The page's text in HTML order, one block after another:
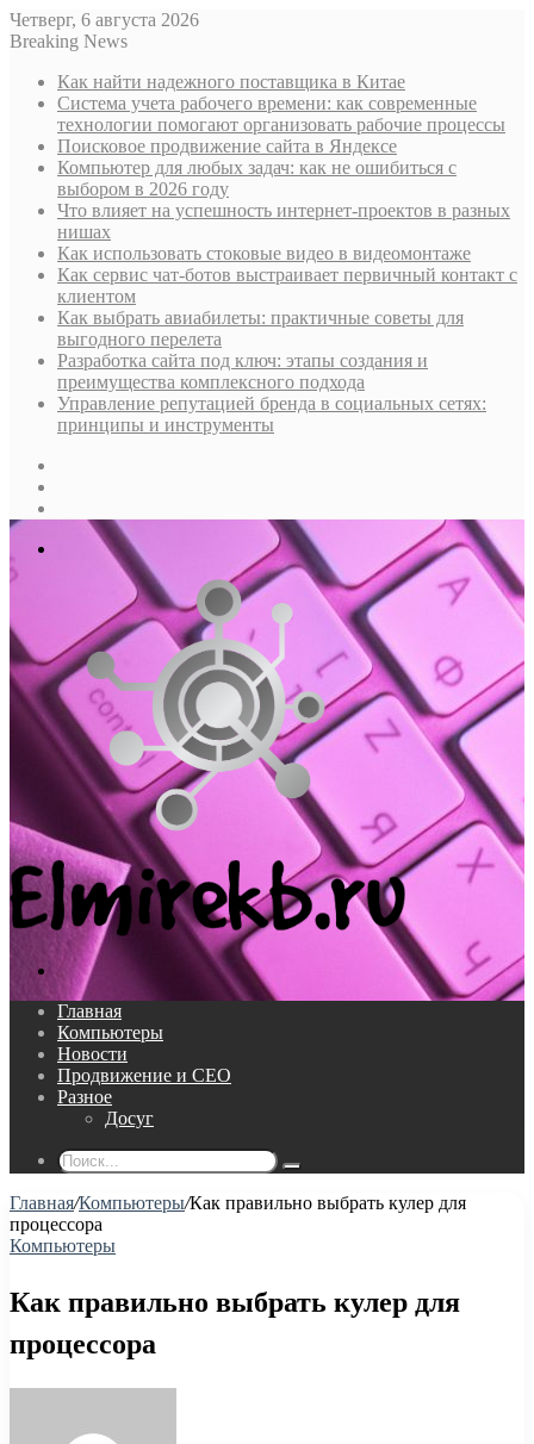
Четверг, 6 августа 2026
Breaking News
Как найти надежного поставщика в Китае
Система учета рабочего времени: как современные
технологии помогают организовать рабочие процессы
Поисковое продвижение сайта в Яндексе
Компьютер для любых задач: как не ошибиться с
выбором в 2026 году
Что влияет на успешность интернет-проектов в разных
нишах
Как использовать стоковые видео в видеомонтаже
Как сервис чат-ботов выстраивает первичный контакт с
клиентом
Как выбрать авиабилеты: практичные советы для
выгодного перелета
Разработка сайта под ключ: этапы создания и
преимущества комплексного подхода
Управление репутацией бренда в социальных сетях:
принципы и инструменты
Меню
Поиск...
Главная
Компьютеры
Новости
Продвижение и СЕО
Разное
Досуг
Поиск...
Главная/Компьютеры/Как правильно выбрать кулер для
процессора
Компьютеры
Как правильно выбрать кулер для
процессора